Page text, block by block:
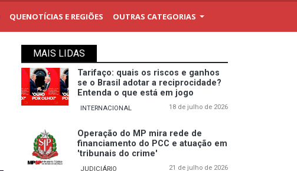
QUENOTÍCIAS E REGIÕES OUTRAS CATEGORIAS
MAIS LIDAS
Tarifaço: quais os riscos e ganhos
se o Brasil adotar a reciprocidade?
Entenda o que está em jogo
INTERNACIONAL 18 de julho de 2026
Operação do MP mira rede de
financiamento do PCC e atuação em
'tribunais do crime'
JUDICIÁRIO 21 de julho de 2026